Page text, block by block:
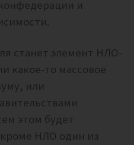
и
станет элемент НЛО-
какое-то массовое
или
этом будет
НЛО один из